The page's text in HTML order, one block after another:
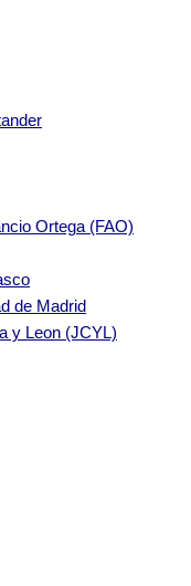
Ortega (FAO)
de Madrid
y Leon (JCYL)